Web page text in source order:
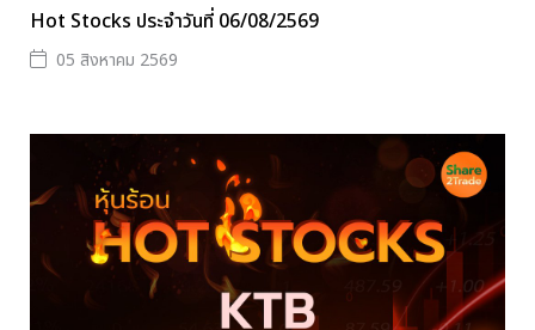
Hot Stocks ประจำวันที่ 06/08/2569
05 สิงหาคม 2569